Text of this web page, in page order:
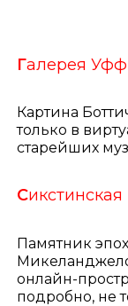
Галерея
Картина
только в
старейших
С
Памятник
онлайн-
подробно, не